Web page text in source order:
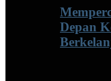
Depan